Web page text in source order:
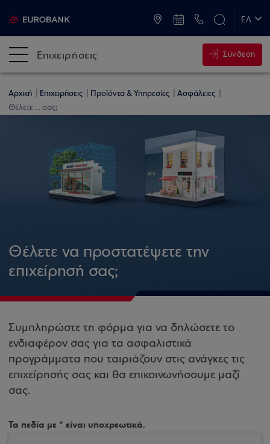
ΕΛ
Επιχειρήσεις Σύνδεση
Αρχική Επιχειρήσεις Προϊόντα & Υπηρεσίες
Ασφάλειες
Θέλετε ... σας;
Θέλετε να προστατέψετε την
επιχείρησή σας;
Συμπληρώστε τη φόρμα για να δηλώσετε το
ενδιαφέρον σας για τα ασφαλιστικά
προγράμματα που ταιριάζουν στις ανάγκες τις
επιχείρησής σας και θα επικοινωνήσουμε μαζί
σας.
Τα πεδία με * είναι υποχρεωτικά.